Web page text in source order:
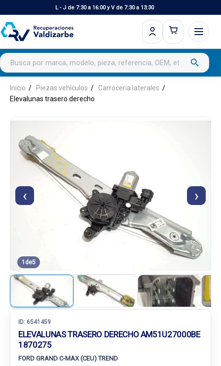
L - J de 7:30 a 16:00 y V de 7:30 a 13:30
Buscar productos search
Inicio Piezas vehículos
Carroceria laterales
Elevalunas trasero derecho
‹ ›
1 de5
ID: 6541459
ELEVALUNAS TRASERO DERECHO AM51U27000BE
1870275
FORD GRAND C-MAX (CEU) TREND